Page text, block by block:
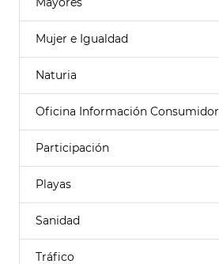
Mujer e Igualdad
Naturia
Oficina Información Consumidor
Participación
Playas
Sanidad
Tráfico